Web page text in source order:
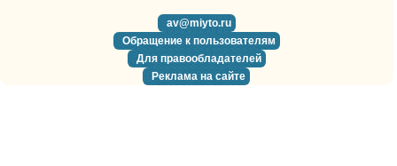
av@miyto.ru
Обращение к пользователям
Для правообладателей
Реклама на сайте